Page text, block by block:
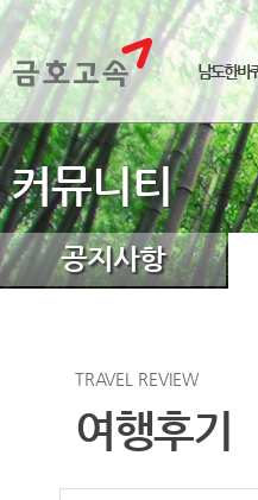
남도한바
커뮤니티
공지사항
TRAVEL REVIEW
여행후기